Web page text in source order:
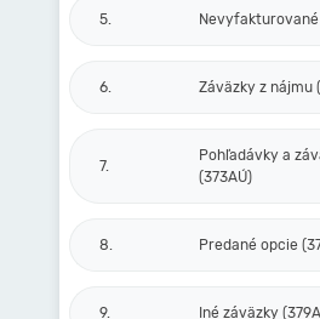
5.
6. Záväzky z nájmu
7.
Pohľadávky a
(373AÚ)
8. Predané opcie
9. Iné záväzky